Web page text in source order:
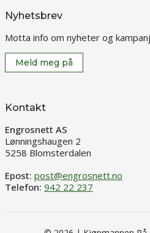
Nyhetsbrev
Motta info om nyheter og
Meld meg på
Kontakt
Engrosnett AS
Lønningshaugen 2
5258 Blomsterdalen
Epost: post@engrosnett.no
Telefon: 942 22 237